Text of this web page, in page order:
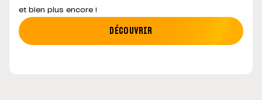
et bien plus encore !
DÉCOUVRIR